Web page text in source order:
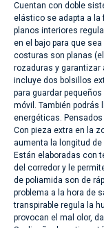
Cuentan con doble
elástico se adapta a la
planos interiores
en el bajo para que
costuras son planas
rozaduras y garantizar
incluye dos bolsillos
para guardar
móvil. También podrás
energéticas. Pensados
Con pieza extra en la
aumenta la longitud
Están elaboradas con
del corredor y le
de poliamida son de
problema a la hora de
transpirable regula la
provocan el mal olor,